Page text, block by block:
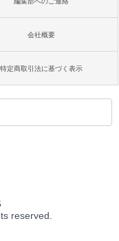
会社概要
特定商取引法に基づく表示
reserved.